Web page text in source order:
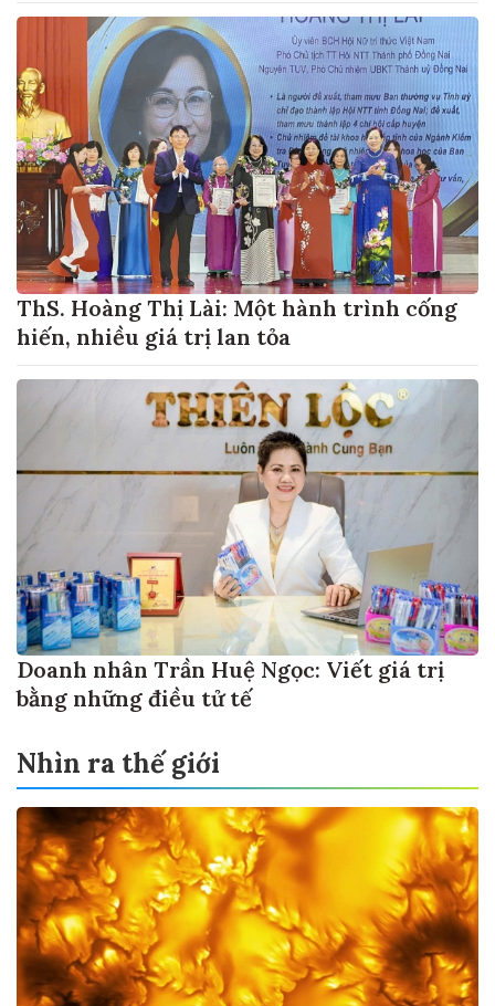
ThS. Hoàng Thị Lài: Một hành trình cống
hiến, nhiều giá trị lan tỏa
Doanh nhân Trần Huệ Ngọc: Viết giá trị
bằng những điều tử tế
Nhìn ra thế giới